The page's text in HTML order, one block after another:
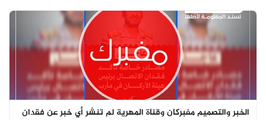
الخبر والتصميم مفبركان وقناة المهرية لم تنشر أي خبر عن فقدان